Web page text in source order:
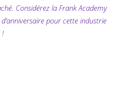
Considérez la Frank Academy
pour cette industrie
!